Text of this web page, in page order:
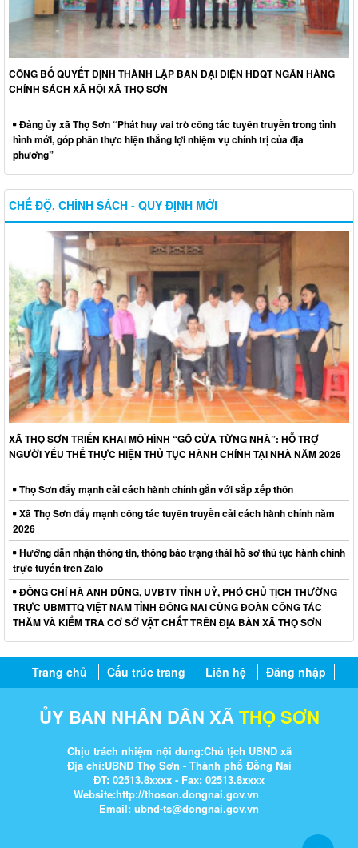
CÔNG BỐ QUYẾT ĐỊNH THÀNH LẬP BAN ĐẠI DIỆN HĐQT NGÂN HÀNG
CHÍNH SÁCH XÃ HỘI XÃ THỌ SƠN
Đảng ủy xã Thọ Sơn “Phát huy vai trò công tác tuyên truyền trong tình
hình mới, góp phần thực hiện thắng lợi nhiệm vụ chính trị của địa
phương”
CHẾ ĐỘ, CHÍNH SÁCH - QUY ĐỊNH MỚI
XÃ THỌ SƠN TRIỂN KHAI MÔ HÌNH “GÕ CỬA TỪNG NHÀ”: HỖ TRỢ
NGƯỜI YẾU THẾ THỰC HIỆN THỦ TỤC HÀNH CHÍNH TẠI NHÀ NĂM 2026
Thọ Sơn đẩy mạnh cải cách hành chính gắn với sắp xếp thôn
Xã Thọ Sơn đẩy mạnh công tác tuyên truyền cải cách hành chính năm
2026
Hướng dẫn nhận thông tin, thông báo trạng thái hồ sơ thủ tục hành chính
trực tuyến trên Zalo
ĐỒNG CHÍ HÀ ANH DŨNG, UVBTV TỈNH UỶ, PHÓ CHỦ TỊCH THƯỜNG
TRỰC UBMTTQ VIỆT NAM TỈNH ĐỒNG NAI CÙNG ĐOÀN CÔNG TÁC
THĂM VÀ KIỂM TRA CƠ SỞ VẬT CHẤT TRÊN ĐỊA BÀN XÃ THỌ SƠN
Trang chủ Cấu trúc trang Liên hệ Đăng nhập
ỦY BAN NHÂN DÂN XÃTHỌ SƠN
Chịu trách nhiệm nội dung:Chủ tịch UBND xã
Địa chỉ:UBND Thọ Sơn - Thành phố Đồng Nai
ĐT: 02513.8xxxx - Fax: 02513.8xxxx
Website:http://thoson.dongnai.gov.vn
Email: ubnd-ts@dongnai.gov.vn​